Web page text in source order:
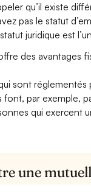
qu’il existe
pas le statut
juridique est
des avantages
sont
font, par exemple,
qui exercent
une